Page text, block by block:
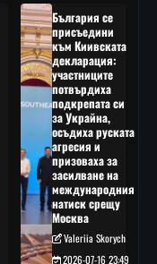
България се
присъедини
към Киивската
декларация:
участниците
потвърдиха
подкрепата си
за Украйна,
осъдиха руската
агресия и
призоваха за
засилване на
международния
натиск срещу
Москва
Valeriia Skorych
2026-07-16 23:49